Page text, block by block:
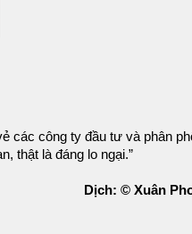
các công ty đầu tư và phân
thật là đáng lo ngại.”
Dịch: © Xuân